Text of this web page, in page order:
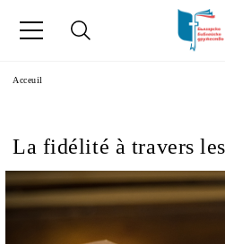
Acceuil
La fidélité à travers